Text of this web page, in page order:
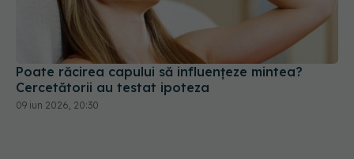
Poate răcirea capului să influențeze mintea?
Cercetătorii au testat ipoteza
09 iun 2026, 20:30